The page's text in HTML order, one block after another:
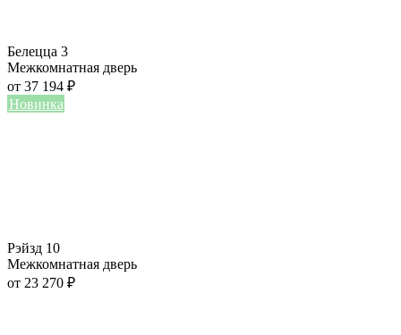
Белецца 3
Межкомнатная дверь
от 37 194 ₽
Новинка
Рэйзд 10
Межкомнатная дверь
от 23 270 ₽